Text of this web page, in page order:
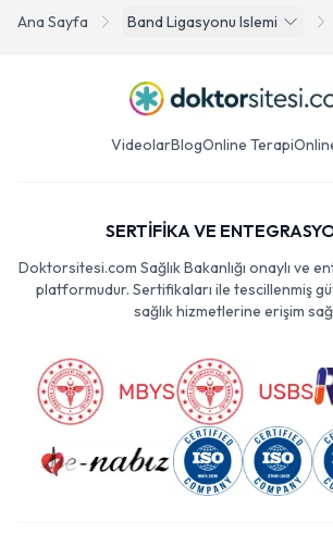
Ana Sayfa Band Ligasyonu Islemi
VideolarBlogOnline Terapi
SERTİFİKA VE
Doktorsitesi.com Sağlık Bakanlığı onaylı ve
platformudur. Sertifikaları ile tescillenmiş
sağlık hizmetlerine erişim